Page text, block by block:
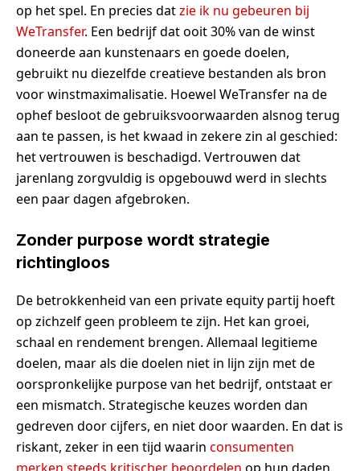
op het spel. En precies datzie ik nu gebeuren bij
WeTransfer. Een bedrijf dat ooit 30% van de winst
doneerde aan kunstenaars en goede doelen,
gebruikt nu diezelfde creatieve bestanden als bron
voor winstmaximalisatie. Hoewel WeTransfer na de
ophef besloot de gebruiksvoorwaarden alsnog terug
aan te passen, is het kwaad in zekere zin al geschied:
het vertrouwen is beschadigd. Vertrouwen dat
jarenlang zorgvuldig is opgebouwd werd in slechts
een paar dagen afgebroken.
Zonder purpose wordt strategie
richtingloos
De betrokkenheid van een private equity partij hoeft
op zichzelf geen probleem te zijn. Het kan groei,
schaal en rendement brengen. Allemaal legitieme
doelen, maar als die doelen niet in lijn zijn met de
oorspronkelijke purpose van het bedrijf, ontstaat er
een mismatch. Strategische keuzes worden dan
gedreven door cijfers, en niet door waarden. En dat is
riskant, zeker in een tijd waarin consumenten